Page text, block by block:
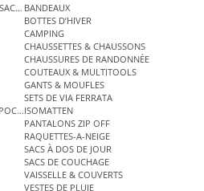
ÉTANCHES
BANDEAUX
BOTTES D’HIVER
CAMPING
CHAUSSETTES & CHAUSSONS
CHAUSSURES DE RANDONNÉE
COUTEAUX & MULTITOOLS
GANTS & MOUFLES
SETS DE VIA FERRATA
ISOMATTEN
PANTALONS ZIP OFF
RAQUETTES-A-NEIGE
SACS À DOS DE JOUR
SACS DE COUCHAGE
VAISSELLE & COUVERTS
VESTES DE PLUIE